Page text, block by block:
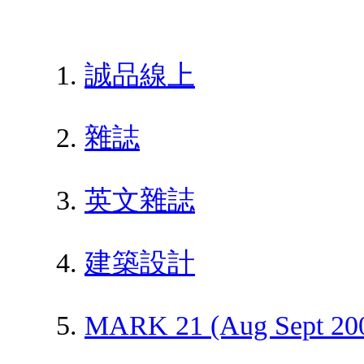
誠品線上
雜誌
英文雜誌
建築設計
MARK 21 (Aug Sept